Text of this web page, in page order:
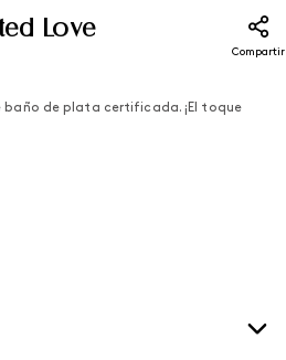
Love
Compartir
baño de plata certificada. ¡El toque